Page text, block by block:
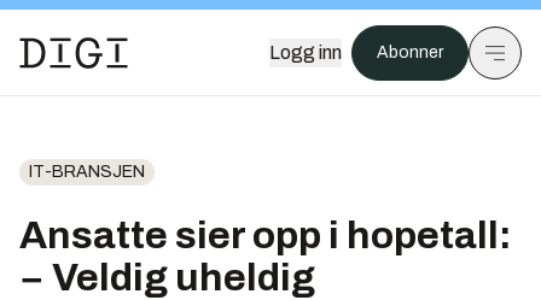
Logg inn Abonner
IT-BRANSJEN
Ansatte sier opp i hopetall:
− Veldig uheldig